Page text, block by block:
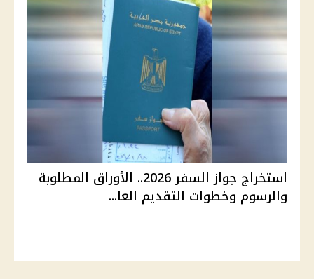
استخراج جواز السفر 2026.. الأوراق المطلوبة
والرسوم وخطوات التقديم العا...